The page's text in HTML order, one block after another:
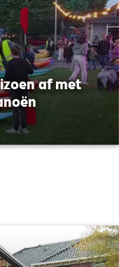
af met